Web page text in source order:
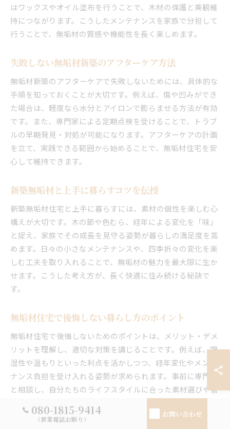
はワックスやオイル塗布を行うことで、木材の保護と美観維
持につながります。こうしたメンテナンスを家族で分担して
行うことで、無垢材の質感や機能性を長く楽しめます。
失敗しない無垢材新築のアフターケア方法
無垢材新築のアフターケアで失敗しないためには、具体的な
手順を知っておくことが大切です。例えば、傷や凹みができ
た場合は、軽度なら水分とアイロンで膨らませる方法が有効
です。また、専門家による定期点検を受けることで、トラブ
ルの早期発見・対処が可能になります。アフターケアの計画
を立て、実践できる範囲から始めることで、無垢材住宅を安
心して維持できます。
新築無垢材と上手に暮らすコツを伝授
新築無垢材住宅と上手に暮らすには、素材の個性を楽しむ心
構えが大切です。木の節や色むら、経年による変化を「味」
と捉え、家族でその成長を見守る姿勢が暮らしの満足度を高
めます。日々の小さなメンテナンスや、四季折々の変化を楽
しむ工夫を取り入れることで、無垢材の魅力を最大限に生か
せます。こうした考え方が、長く快適に住み続ける秘訣で
す。
無垢材住宅で後悔しない暮らし方のポイント
無垢材住宅で後悔しないためのポイントは、メリット・デメ
リットを理解し、適切な対策を講じることです。例えば、調
湿性や温もりといった利点を活かしつつ、経年変化やメンテ
ナンス負担を受け入れる姿勢が求められます。事前に専門家
と相談し、自分たちのライフスタイルに合った素材選びや管
し、快適な暮らしを維持できます。
080-1815-9414
（営業電話お断り）
お問い合わせ